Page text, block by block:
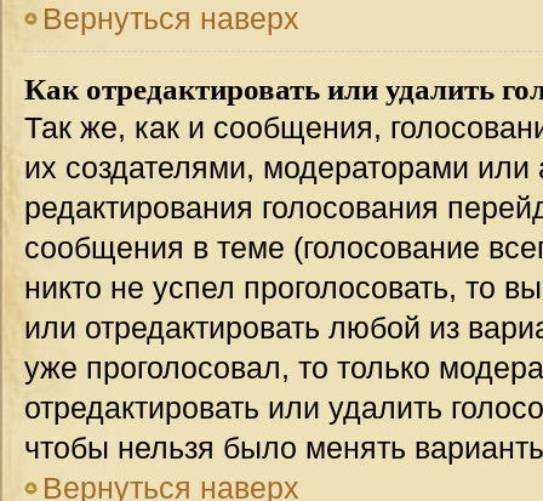
Вернуться наверх
Как отредактировать или удалить
Так же, как и сообщения,
их создателями, модераторами
редактирования голосования
сообщения в теме (голосование
никто не успел проголосовать, то
или отредактировать любой из
уже проголосовал, то только
отредактировать или удалить
чтобы нельзя было менять
Вернуться наверх